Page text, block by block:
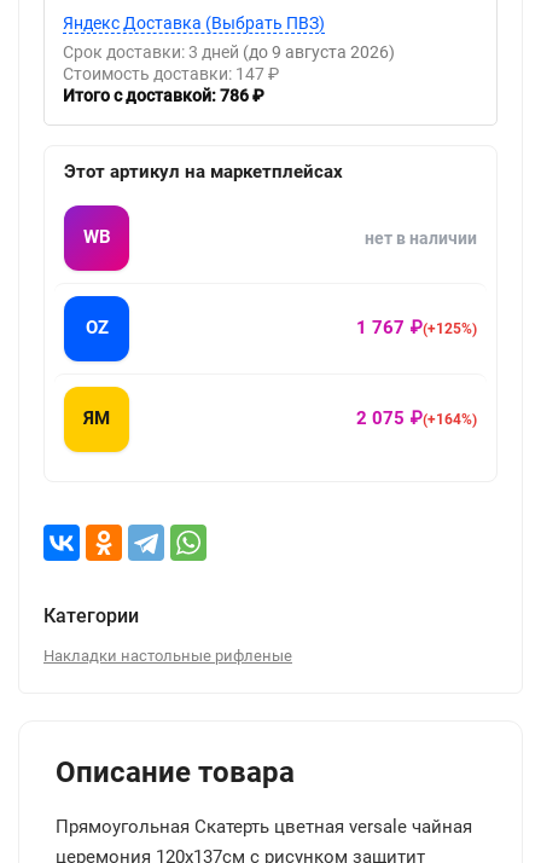
Яндекс Доставка (Выбрать ПВЗ)
Срок доставки: 3 дней (до 9 августа 2026)
Стоимость доставки: 147 ₽
Итого с доставкой: 786 ₽
Этот артикул на маркетплейсах
WB нет в наличии
OZ 1 767 ₽(+125%)
ЯМ 2 075 ₽(+164%)
Категории
Накладки настольные рифленые
Описание товара
Прямоугольная Скатерть цветная versale чайная
церемония 120x137см с рисунком защитит